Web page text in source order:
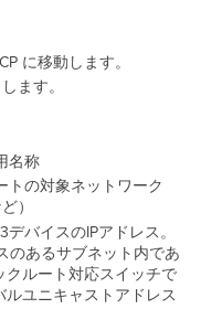
に移動します。
ます。
名称
トの対象ネットワーク
）
バイスのIPアドレス。
のあるサブネット内であ
クルート対応スイッチで
ユニキャストアドレス